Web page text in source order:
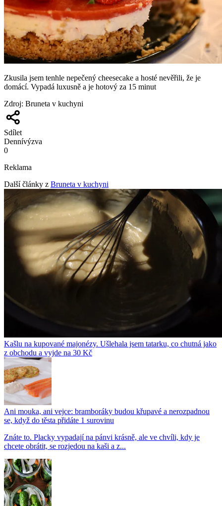
Zkusila jsem tenhle nepečený cheesecake a hosté nevěřili, že je
domácí. Vypadá luxusně a je hotový za 15 minut
Zdroj: Bruneta v kuchyni
Sdílet
Dennívýzva
0
Reklama
Další články z Bruneta v kuchyni
Kašlu na kupované majonézy. Ušlehala jsem tatarku, co chutná jako
z obchodu a vyjde na 30 Kč
Ani mouka, ani vejce: bramboráky budou křupavé a nerozpadnou
se, když do těsta přidáte 1 surovinu
Znáte to. Placky vypadají na pánvi krásně, ale ve chvíli, kdy je
chcete obrátit, se rozjedou na kaši a z...